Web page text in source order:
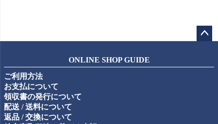
ップ
ONLINE SHOP GUIDE
ご利用方法
お支払について
領収書の発行について
配送 / 送料について
返品 / 交換について